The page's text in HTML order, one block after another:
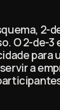
2-
O 2-de-3
para
a